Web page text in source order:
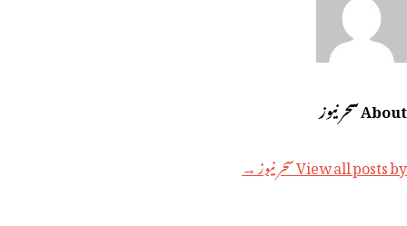
About سحر نیوز
View all posts by سحر نیوز →